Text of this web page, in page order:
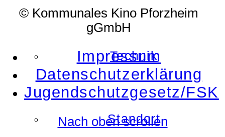
Technik
Standort
© Kommunales Kino Pforzheim
gGmbH
Impressum
Datenschutzerklärung
Jugendschutzgesetz/FSK
Nach oben scrollen